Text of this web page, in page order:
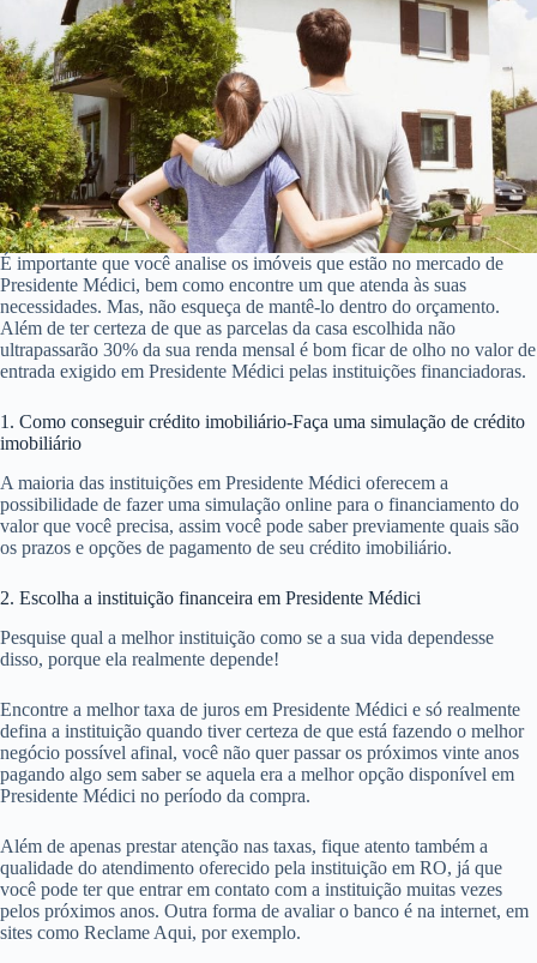
É importante que você analise os imóveis que estão no mercado de
Presidente Médici, bem como encontre um que atenda às suas
necessidades. Mas, não esqueça de mantê-lo dentro do orçamento.
Além de ter certeza de que as parcelas da casa escolhida não
ultrapassarão 30% da sua renda mensal é bom ficar de olho no valor de
entrada exigido em Presidente Médici pelas instituições financiadoras.
1. Como conseguir crédito imobiliário-Faça uma simulação de crédito
imobiliário
A maioria das instituições em Presidente Médici oferecem a
possibilidade de fazer uma simulação online para o financiamento do
valor que você precisa, assim você pode saber previamente quais são
os prazos e opções de pagamento de seu crédito imobiliário.
2. Escolha a instituição financeira em Presidente Médici
Pesquise qual a melhor instituição como se a sua vida dependesse
disso, porque ela realmente depende!
Encontre a melhor taxa de juros em Presidente Médici e só realmente
defina a instituição quando tiver certeza de que está fazendo o melhor
negócio possível afinal, você não quer passar os próximos vinte anos
pagando algo sem saber se aquela era a melhor opção disponível em
Presidente Médici no período da compra.
Além de apenas prestar atenção nas taxas, fique atento também a
qualidade do atendimento oferecido pela instituição em RO, já que
você pode ter que entrar em contato com a instituição muitas vezes
pelos próximos anos. Outra forma de avaliar o banco é na internet, em
sites como Reclame Aqui, por exemplo.